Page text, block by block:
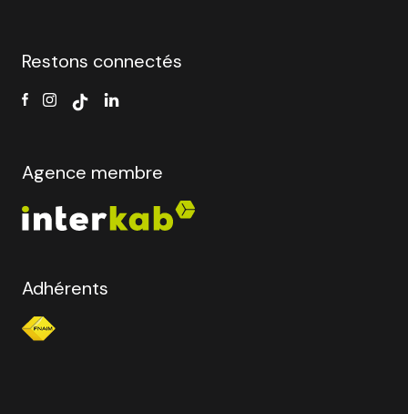
Restons connectés
Agence membre
Adhérents